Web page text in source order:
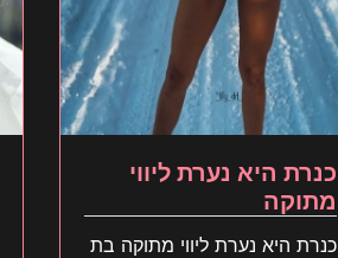
כנרת היא נערת ליווי
מתוקה
כנרת היא נערת ליווי מתוקה בת